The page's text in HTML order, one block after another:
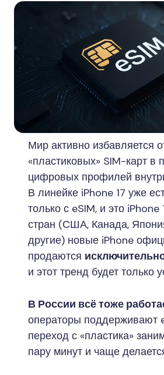
Мир активно избавляется
«пластиковых» SIM-карт в
цифровых профилей
В линейке iPhone 17 уже
только с eSIM, и это
стран (США, Канада,
другие) новые iPhone
продаются
и этот тренд будет только
В России всё тоже
операторы поддерживают
переход с «пластика»
пару минут и чаще